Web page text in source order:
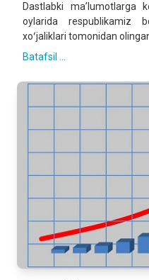
Dastlabki maʼlumotlarga
oylarida respublikamiz
xoʻjaliklari tomonidan
Batafsil ...